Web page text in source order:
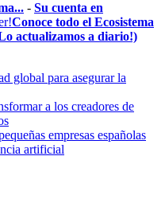
- Su cuenta en
Conoce todo el Ecosistema
actualizamos a diario!)
global para asegurar la
a los creadores de
empresas españolas
artificial